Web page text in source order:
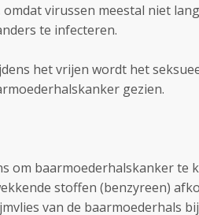
virussen meestal niet
te infecteren.
het vrijen wordt het
gezien.
om baarmoederhalskanker te
stoffen (benzyreen)
van de baarmoederhals